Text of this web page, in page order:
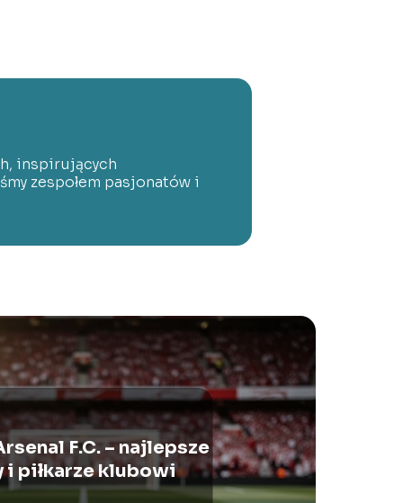
inspirujących
zespołem pasjonatów i
F.C. – najlepsze
i piłkarze klubowi